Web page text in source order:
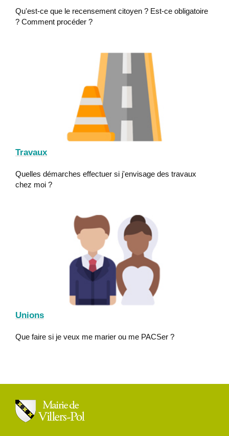
Qu'est-ce que le recensement citoyen ? Est-ce obligatoire
? Comment procéder ?
Travaux
Quelles démarches effectuer si j'envisage des travaux
chez moi ?
Unions
Que faire si je veux me marier ou me PACSer ?